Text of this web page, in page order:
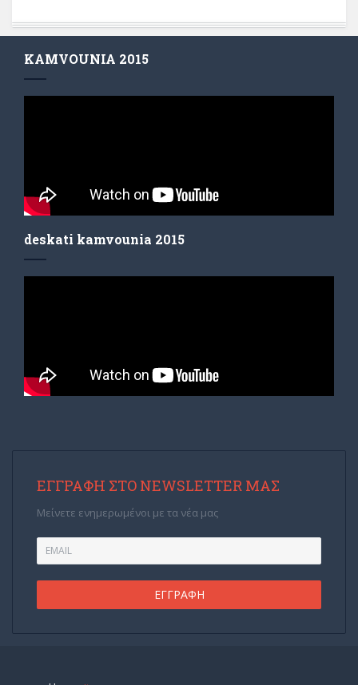
KAMVOUNIA 2015
deskati kamvounia 2015
ΕΓΓΡΑΦΉ ΣΤΟ NEWSLETTER ΜΑΣ
Μείνετε ενημερωμένοι με τα νέα μας